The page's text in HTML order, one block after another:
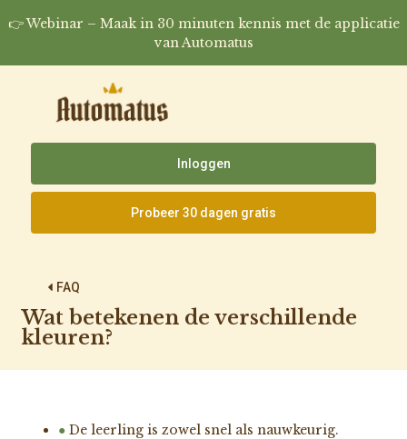
👉 Webinar – Maak in 30 minuten kennis met de applicatie
van Automatus
Inloggen
Probeer 30 dagen gratis
FAQ
Wat betekenen de verschillende
kleuren?
● De leerling is zowel snel als nauwkeurig.